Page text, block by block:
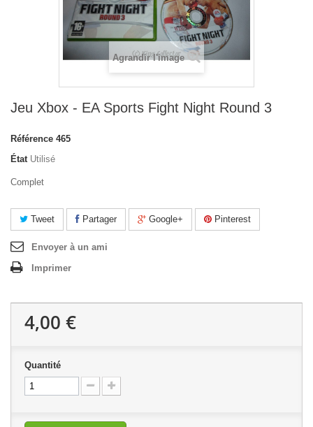
Agrandir l'image
Jeu Xbox - EA Sports Fight Night Round 3
Référence 465
État Utilisé
Complet
Tweet Partager Google+ Pinterest
Envoyer à un ami
Imprimer
4,00 €
Quantité